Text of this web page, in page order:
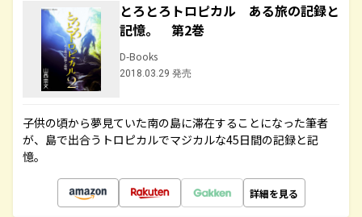
とろとろトロピカル ある旅の記録と
記憶。 第2巻
D-Books
2018.03.29 発売
子供の頃から夢見ていた南の島に滞在することになった筆者
が、島で出合うトロピカルでマジカルな45日間の記録と記
憶。
詳細を見る